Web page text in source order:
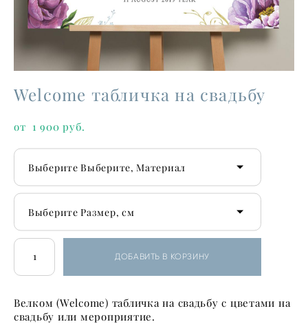
Welcome табличка на свадьбу
от 1 900 pуб.
Выберите Выберите, Материал
Выберите Размер, см
ДОБАВИТЬ В КОРЗИНУ
Велком (Welcome) табличка на свадьбу с цветами на
свадьбу или мероприятие.